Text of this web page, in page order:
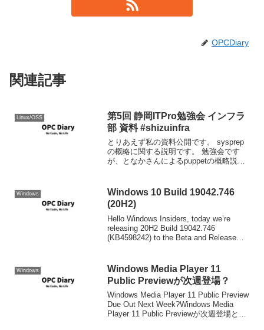
OPCDiary
関連記事
Linux/OSS
第5回 静岡ITPro勉強会 インフラ
部 資料 #shizuinfra
とりあえず私の資料公開です。 sysprep
の概略に関する説明です。 勉強会です
が、となかさんによるpuppetの概略説明
Configuration...
Windows
Windows 10 Build 19042.746
(20H2)
Hello Windows Insiders, today we’re
releasing 20H2 Build 19042.746
(KB4598242) to the Beta and Release
Windows
Windows Media Player 11
Public Previewが次週登場？
Windows Media Player 11 Public Preview
Due Out Next Week?Windows Media
Player 11 Public Previewが次週登場との